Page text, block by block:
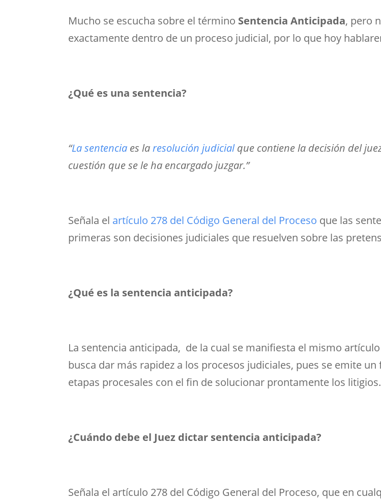
Mucho se escucha sobre el término Sentencia Anticipada, pero
exactamente dentro de un proceso judicial, por lo que hoy
¿Qué es una sentencia?
“La sentencia es laresolución judicialque contiene la decisión del
cuestión que se le ha encargado juzgar.”
Señala el artículo 278 del Código General del Proceso que las
primeras son decisiones judiciales que resuelven sobre las
¿Qué es la sentencia anticipada?
La sentencia anticipada, de la cual se manifiesta el mismo
busca dar más rapidez a los procesos judiciales, pues se emite
etapas procesales con el fin de solucionar prontamente los litigios.
¿Cuándo debe el Juez dictar sentencia anticipada?
Señala el artículo 278 del Código General del Proceso, que en